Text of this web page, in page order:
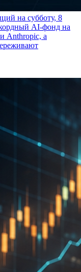
на субботу, 8
AI-фонд на
Anthropic, а